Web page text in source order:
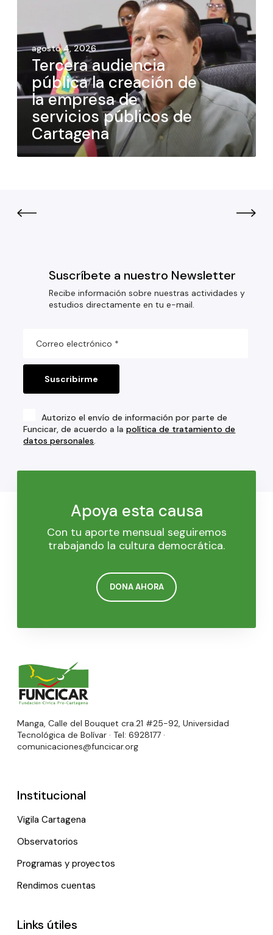
agosto 4, 2026
Tercera audiencia
pública la creación de
la empresa de
servicios públicos de
Cartagena
Suscríbete a nuestro Newsletter
Recibe información sobre nuestras actividades y
estudios directamente en tu e-mail.
Autorizo el envío de información por parte de
Funcicar, de acuerdo a lapolítica de tratamiento de
datos personales.
Apoya esta causa
Con tu aporte mensual seguiremos
trabajando la cultura democrática.
DONA AHORA
Manga, Calle del Bouquet cra.21 #25-92, Universidad
Tecnológica de Bolívar · Tel: 6928177 ·
comunicaciones@funcicar.org
Institucional
Vigila Cartagena
Observatorios
Programas y proyectos
Rendimos cuentas
Links útiles